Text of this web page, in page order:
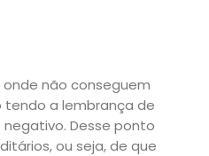
não conseguem
a lembrança de
Desse ponto
ou seja, de que